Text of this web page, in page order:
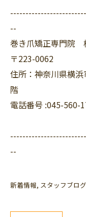
--
巻き爪矯正専門院
〒223-0062
住所：神奈川県横
階
電話番号 :045-560-
--
新着情報 スタッフブログ